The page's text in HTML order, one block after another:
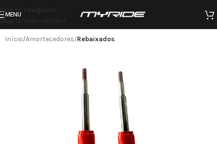
Skip to navigation
Skip to main content
MENU
Início Amortecedores Rebaixados